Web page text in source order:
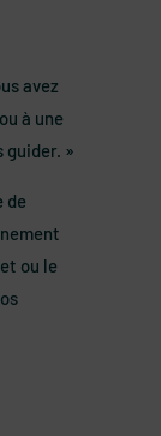
avez
à une
guider. »
de
ou le